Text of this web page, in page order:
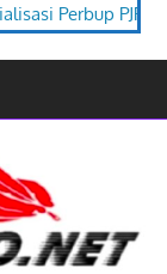
Festival